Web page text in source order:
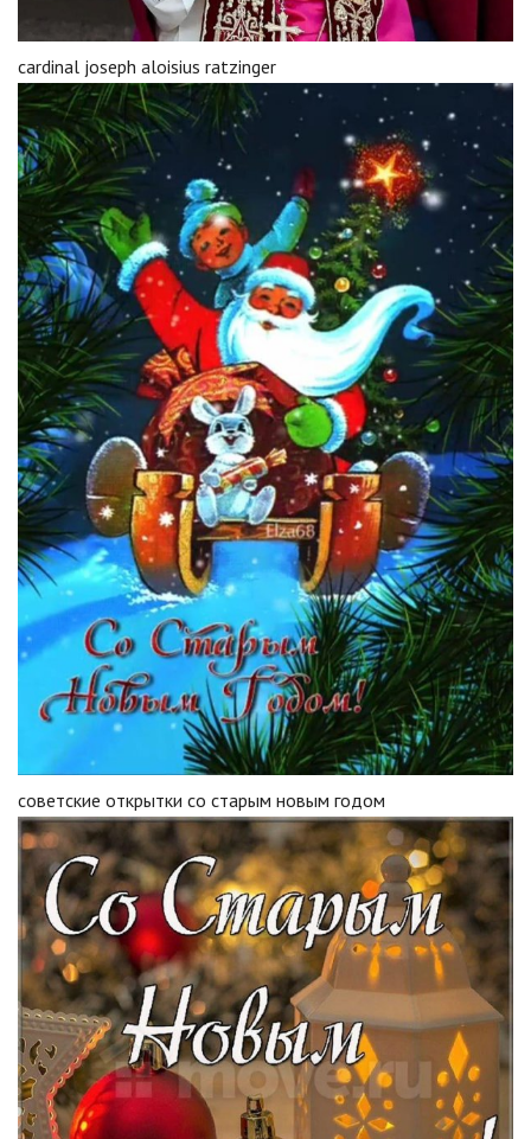
cardinal joseph aloisius ratzinger
советские открытки со старым новым годом